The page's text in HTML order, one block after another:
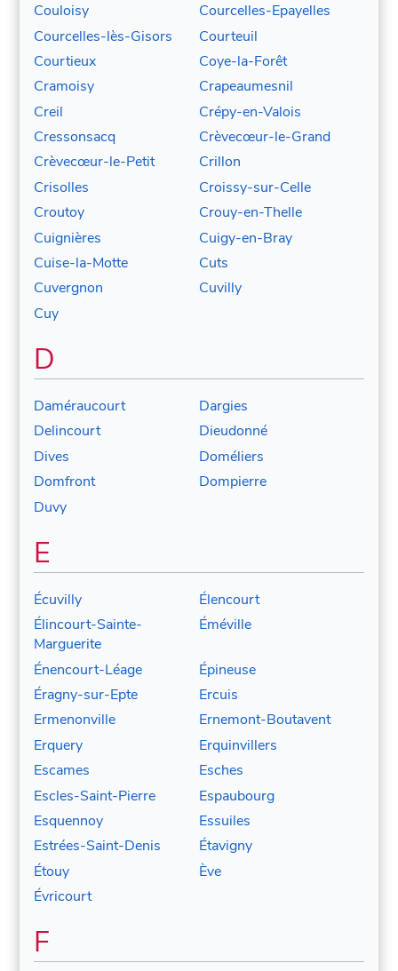
Couloisy
Courcelles-Epayelles
Courcelles-lès-Gisors
Courteuil
Courtieux
Coye-la-Forêt
Cramoisy
Crapeaumesnil
Creil
Crépy-en-Valois
Cressonsacq
Crèvecœur-le-Grand
Crèvecœur-le-Petit
Crillon
Crisolles
Croissy-sur-Celle
Croutoy
Crouy-en-Thelle
Cuignières
Cuigy-en-Bray
Cuise-la-Motte
Cuts
Cuvergnon
Cuvilly
Cuy
D
Daméraucourt
Dargies
Delincourt
Dieudonné
Dives
Doméliers
Domfront
Dompierre
Duvy
E
Écuvilly
Élencourt
Élincourt-Sainte-
Marguerite
Éméville
Énencourt-Léage
Épineuse
Éragny-sur-Epte
Ercuis
Ermenonville
Ernemont-Boutavent
Erquery
Erquinvillers
Escames
Esches
Escles-Saint-Pierre
Espaubourg
Esquennoy
Essuiles
Estrées-Saint-Denis
Étavigny
Étouy
Ève
Évricourt
F